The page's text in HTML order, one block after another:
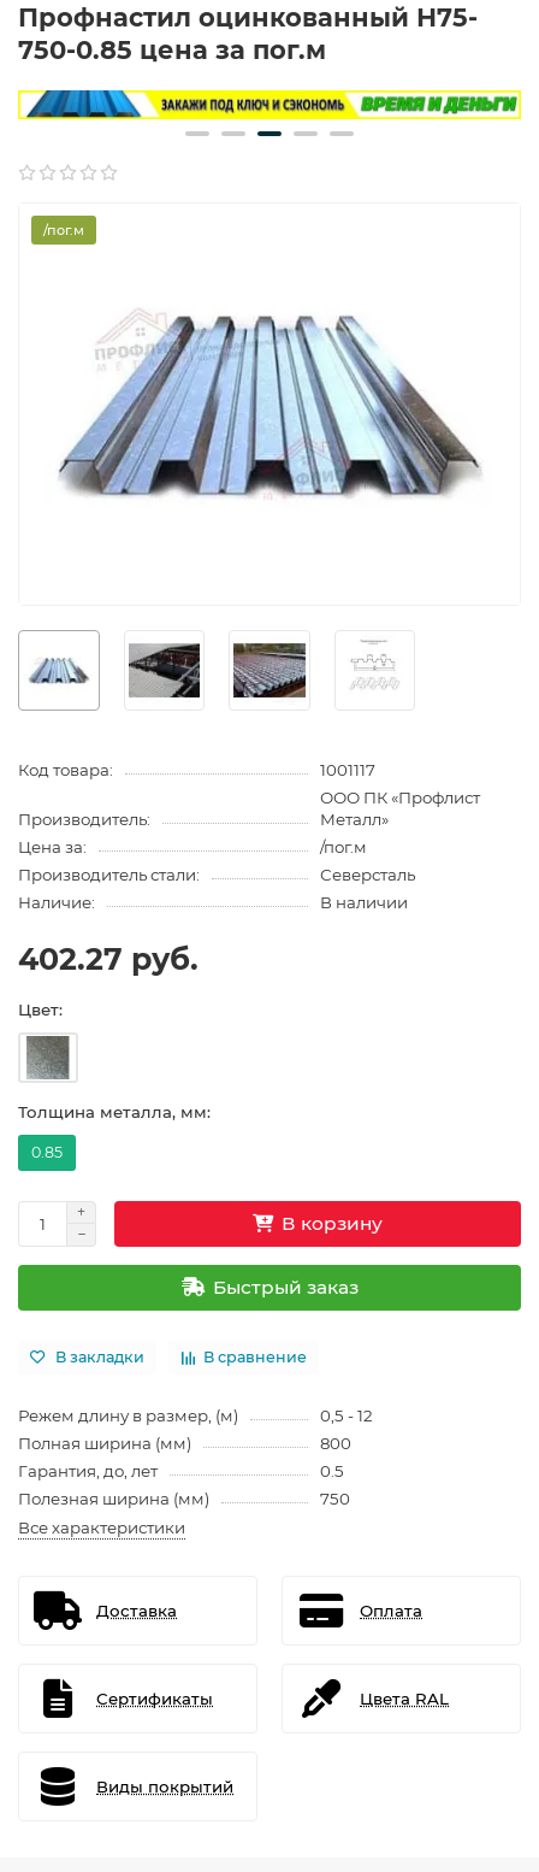
Профнастил оцинкованный Н75-
750-0.85 цена за пог.м
/пог.м
Код товара: 1001117
Производитель:
ООО ПК «Профлист
Металл»
Цена за:
/пог.м
Производитель стали:
Северсталь
Наличие:
В наличии
402.27 руб.
Цвет:
Толщина металла, мм:
0.85
В корзину
Быстрый заказ
В закладки В сравнение
Режем длину в размер, (м)
0,5 - 12
Полная ширина (мм)
800
Гарантия, до, лет
0.5
Полезная ширина (мм)
750
Все характеристики
Доставка Оплата
Сертификаты Цвета RAL
Виды покрытий